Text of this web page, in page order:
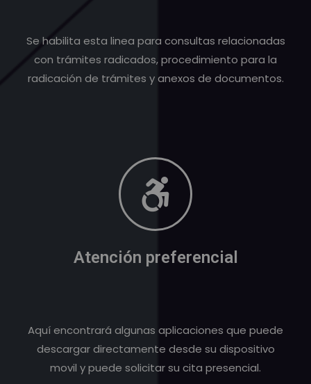
Se habilita esta linea para consultas relacionadas
con trámites radicados, procedimiento para la
radicación de trámites y anexos de documentos.
Atención preferencial
Aquí encontrará algunas aplicaciones que puede
descargar directamente desde su dispositivo
movil y puede solicitar su cita presencial.